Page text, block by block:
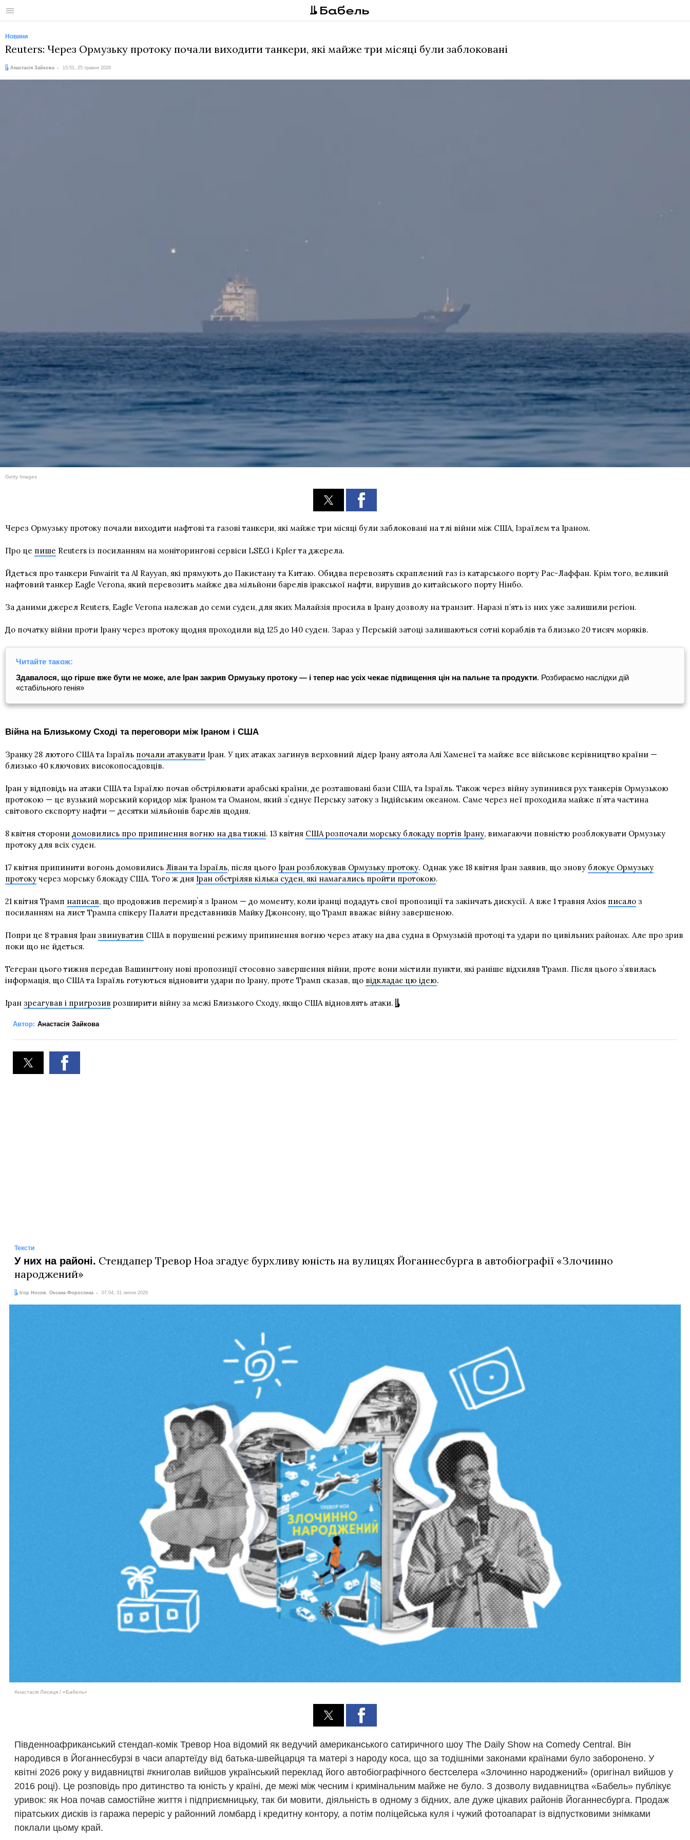
Меню
Новини
Reuters: Через Ормузьку протоку почали виходити танкери, які майже три місяці були заблоковані
Автор:
Анастасія Зайкова
Дата: 15:51, 25 травня 2026
Getty Images
Через Ормузьку протоку почали виходити нафтові та газові танкери, які майже три місяці були заблоковані на тлі війни між США, Ізраїлем та Іраном.
Про це пише Reuters із посиланням на моніторингові сервіси LSEG і Kpler та джерела.
Йдеться про танкери Fuwairit та Al Rayyan, які прямують до Пакистану та Китаю. Обидва перевозять скраплений газ із катарського порту Рас-Лаффан. Крім того, великий
нафтовий танкер Eagle Verona, який перевозить майже два мільйони барелів іракської нафти, вирушив до китайського порту Нінбо.
За даними джерел Reuters, Еagle Verona належав до семи суден, для яких Малайзія просила в Ірану дозволу на транзит. Наразі п’ять із них уже залишили регіон.
До початку війни проти Ірану через протоку щодня проходили від 125 до 140 суден. Зараз у Перській затоці залишаються сотні кораблів та близько 20 тисяч моряків.
Читайте також:
Здавалося, що гірше вже бути не може, але Іран закрив Ормузьку протоку — і тепер нас усіх чекає підвищення цін на пальне та продукти. Розбираємо наслідки дій
«стабільного генія»
Війна на Близькому Сході та переговори між Іраном і США
Зранку 28 лютого США та Ізраїль почали атакувати Іран. У цих атаках загинув верховний лідер Ірану аятола Алі Хаменеї та майже все військове керівництво країни —
близько 40 ключових високопосадовців.
Іран у відповідь на атаки США та Ізраїлю почав обстрілювати арабські країни, де розташовані бази США, та Ізраїль. Також через війну зупинився рух танкерів Ормузькою
протокою — це вузький морський коридор між Іраном та Оманом, який зʼєднує Перську затоку з Індійським океаном. Саме через неї проходила майже пʼята частина
світового експорту нафти — десятки мільйонів барелів щодня.
8 квітня сторони домовились про припинення вогню на два тижні. 13 квітня США розпочали морську блокаду портів Ірану, вимагаючи повністю розблокувати Ормузьку
протоку для всіх суден.
17 квітня припинити вогонь домовились Ліван та Ізраїль, після цього Іран розблокував Ормузьку протоку. Однак уже 18 квітня Іран заявив, що знову блокує Ормузьку
протоку через морську блокаду США. Того ж дня Іран обстріляв кілька суден, які намагались пройти протокою.
21 квітня Трамп написав, що продовжив перемирʼя з Іраном — до моменту, коли іранці подадуть свої пропозиції та закінчать дискусії. А вже 1 травня Axios писало з
посиланням на лист Трампа спікеру Палати представників Майку Джонсону, що Трамп вважає війну завершеною.
Попри це 8 травня Іран звинуватив США в порушенні режиму припинення вогню через атаку на два судна в Ормузькій протоці та удари по цивільних районах. Але про зрив
поки що не йдеться.
Тегеран цього тижня передав Вашингтону нові пропозиції стосовно завершення війни, проте вони містили пункти, які раніше відхиляв Трамп. Після цього зʼявилась
інформація, що США та Ізраїль готуються відновити удари по Ірану, проте Трамп сказав, що відкладає цю ідею.
Іран зреагував і пригрозив розширити війну за межі Близького Сходу, якщо США відновлять атаки.
Автор: Анастасія Зайкова